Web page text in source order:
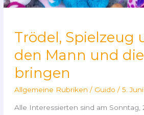
Trödel, Spielzeug
den Mann und
bringen
Allgemeine Rubriken / Guido / 5.
Alle Interessierten sind am Sonntag,